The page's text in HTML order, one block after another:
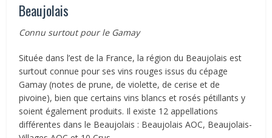
Beaujolais
Connu surtout pour le Gamay
Située dans l’est de la France, la région du Beaujolais est
surtout connue pour ses vins rouges issus du cépage
Gamay (notes de prune, de violette, de cerise et de
pivoine), bien que certains vins blancs et rosés pétillants y
soient également produits. Il existe 12 appellations
différentes dans le Beaujolais : Beaujolais AOC, Beaujolais-